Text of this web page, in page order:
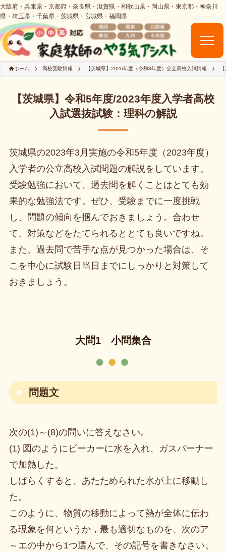
ホーム 高校受験情報 【茨城県】2026年度（令和8年度）公立高校入試情報
【茨城県】令和5年度/2023年度入学者高校
入試選抜試験：理科の解説
茨城県の2023年3月実施の令和5年度（2023年度）
入学者の公立高校入試問題の解説をしています。
受験勉強において、過去問を解くことはとても効
果的な勉強法です。ぜひ、受験までに一度挑戦
し、問題の傾向を掴んでおきましょう。合わせ
て、対策などをたてられるととても良いですね。
また、過去問で苦手な点が見つかった場合は、そ
こを中心に試験日当日までにしっかりと対策して
おきましょう。
大問1 小問集合
問題文
次の(1)～(8)の問いに答えなさい。
(1) 図のようにビーカーに水を入れ、ガスバーナー
で加熱した。
しばらくすると、あたためられた水が上に移動し
た。
このように、物質の移動によって熱が全体に伝わ
る現象を何というか，最も適切なものを、次のア
～エの中から1つ選んで、その記号を書きなさい。